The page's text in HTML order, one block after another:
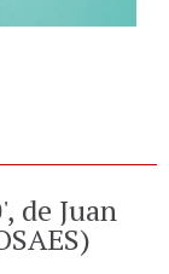
de Juan